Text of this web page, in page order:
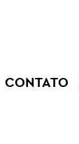
CONTATO